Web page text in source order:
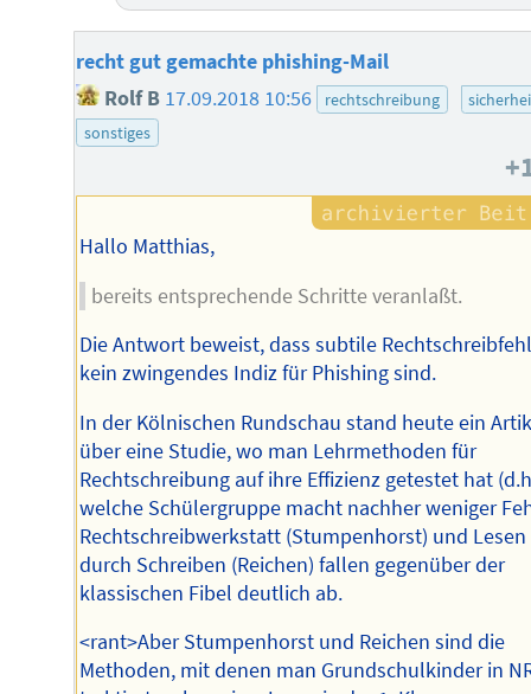
recht gut gemachte phishing-Mail
Rolf B 17.09.2018 10:56 rechtschreibung
sonstiges
Hallo Matthias,
bereits entsprechende Schritte veranlaßt.
Die Antwort beweist, dass subtile
kein zwingendes Indiz für Phishing sind.
In der Kölnischen Rundschau stand heute ein
über eine Studie, wo man Lehrmethoden für
Rechtschreibung auf ihre Effizienz getestet hat
welche Schülergruppe macht nachher weniger
Rechtschreibwerkstatt (Stumpenhorst) und Lesen
durch Schreiben (Reichen) fallen gegenüber der
klassischen Fibel deutlich ab.
<rant>Aber Stumpenhorst und Reichen sind die
Methoden, mit denen man Grundschulkinder in